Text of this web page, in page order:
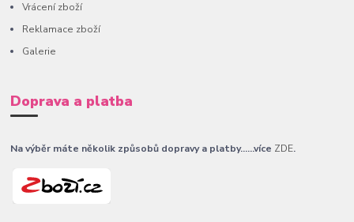
Vrácení zboží
Reklamace zboží
Galerie
Doprava a platba
Na výběr máte několik způsobů dopravy a platby......více ZDE.